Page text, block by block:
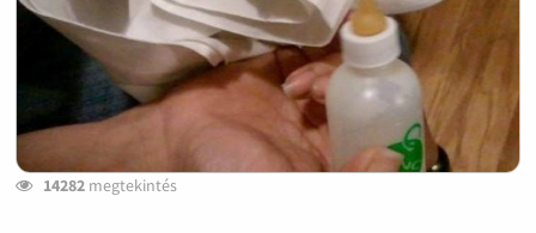
14282megtekintés